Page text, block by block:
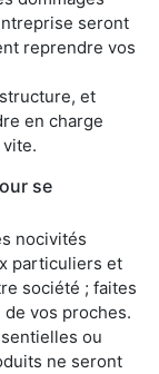
seront
reprendre vos
et
en charge
se
nocivités
particuliers et
société ; faites
vos proches.
ou
ne seront